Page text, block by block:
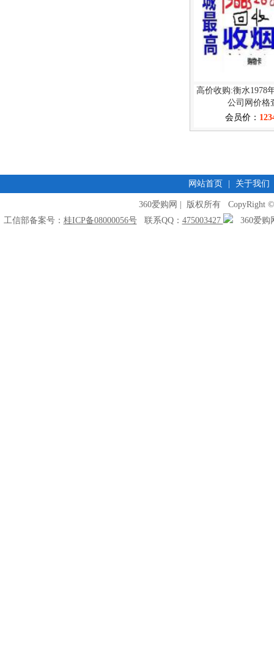
高价收购:衡水1978
公司网价格
会员价：
网站首页 关于我们
360爱购网 | 版权所有 CopyRight ©
工信部备案号： 桂ICP备08000056号联系QQ： 475003427 360爱购